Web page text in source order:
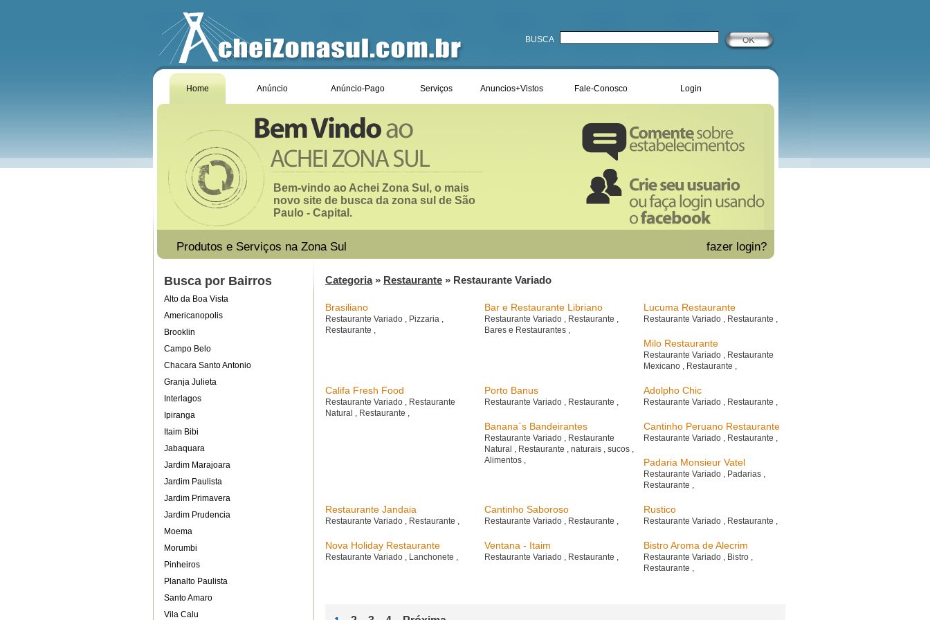
BUSCA
Home Anúncio Anúncio-Pago Serviços Anuncios+Vistos Fale-Conosco Login
Bem-vindo ao Achei Zona Sul, o mais
novo site de busca da zona sul de São
Paulo - Capital.
Produtos e Serviços na Zona Sul fazer login?
Busca por Bairros
Alto da Boa Vista
Americanopolis
Brooklin
Campo Belo
Chacara Santo Antonio
Granja Julieta
Interlagos
Ipiranga
Itaim Bibi
Jabaquara
Jardim Marajoara
Jardim Paulista
Jardim Primavera
Jardim Prudencia
Moema
Morumbi
Pinheiros
Planalto Paulista
Santo Amaro
Vila Calu
Categoria» Restaurante » Restaurante Variado
Brasiliano
Restaurante Variado , Pizzaria ,
Restaurante ,
Bar e Restaurante Libriano
Restaurante Variado , Restaurante ,
Bares e Restaurantes ,
Lucuma Restaurante
Restaurante Variado , Restaurante ,
Milo Restaurante
Restaurante Variado , Restaurante
Mexicano , Restaurante ,
Califa Fresh Food
Restaurante Variado , Restaurante
Natural , Restaurante ,
Porto Banus
Restaurante Variado , Restaurante ,
Adolpho Chic
Restaurante Variado , Restaurante ,
Banana`s Bandeirantes
Restaurante Variado , Restaurante
Natural , Restaurante , naturais , sucos ,
Alimentos ,
Cantinho Peruano Restaurante
Restaurante Variado , Restaurante ,
Padaria Monsieur Vatel
Restaurante Variado , Padarias ,
Restaurante ,
Restaurante Jandaia
Restaurante Variado , Restaurante ,
Cantinho Saboroso
Restaurante Variado , Restaurante ,
Rustico
Restaurante Variado , Restaurante ,
Nova Holiday Restaurante
Restaurante Variado , Lanchonete ,
Ventana - Itaim
Restaurante Variado , Restaurante ,
Bistro Aroma de Alecrim
Restaurante Variado , Bistro ,
Restaurante ,